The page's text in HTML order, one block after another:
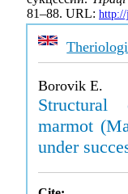
81–88. URL: http://
Borovik E.
marmot
under